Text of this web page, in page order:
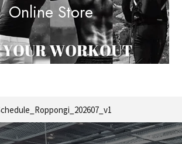
Online Store